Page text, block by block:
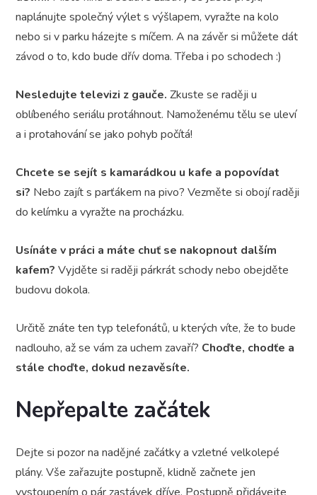
naplánujte společný výlet s výšlapem, vyražte na kolo
nebo si v parku házejte s míčem. A na závěr si můžete dát
závod o to, kdo bude dřív doma. Třeba i po schodech :)
Nesledujte televizi z gauče. Zkuste se raději u
oblíbeného seriálu protáhnout. Namoženému tělu se uleví
a i protahování se jako pohyb počítá!
Chcete se sejít s kamarádkou u kafe a popovídat
si? Nebo zajít s parťákem na pivo? Vezměte si obojí raději
do kelímku a vyražte na procházku.
Usínáte v práci a máte chuť se nakopnout dalším
kafem? Vyjděte si raději párkrát schody nebo obejděte
budovu dokola.
Určitě znáte ten typ telefonátů, u kterých víte, že to bude
nadlouho, až se vám za uchem zavaří? Choďte, chodťe a
stále choďte, dokud nezavěsíte.
Nepřepalte začátek
Dejte si pozor na nadějné začátky a vzletné velkolepé
plány. Vše zařazujte postupně, klidně začnete jen